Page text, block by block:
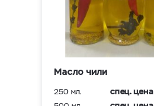
Масло чили
250 мл. спец. цена